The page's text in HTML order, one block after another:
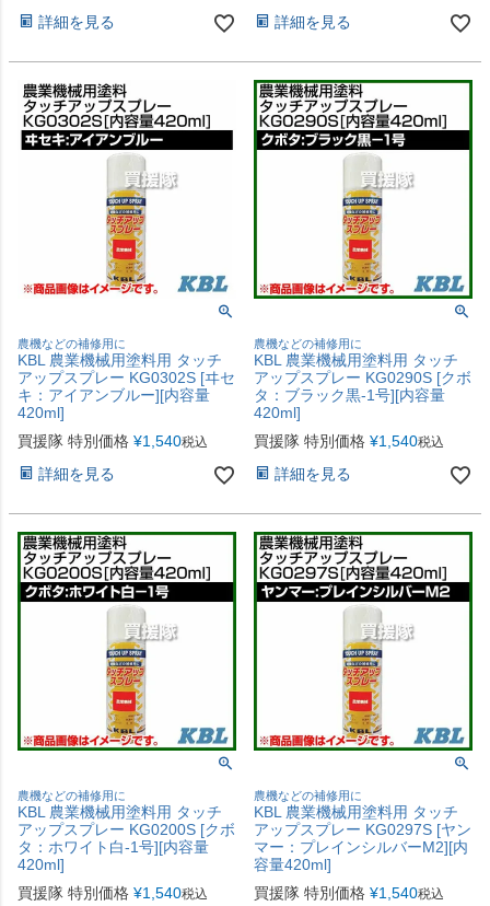
詳細を見る 詳細を見る
農機などの補修用に
KBL 農業機械用塗料用 タッチ
アップスプレー KG0302S [ヰセ
キ：アイアンブルー][内容量
420ml]
買援隊 特別価格 ¥1,540税込
詳細を見る
農機などの補修用に
KBL 農業機械用塗料用 タッチ
アップスプレー KG0290S [クボ
タ：ブラック黒-1号][内容量
420ml]
買援隊 特別価格 ¥1,540税込
詳細を見る
農機などの補修用に
KBL 農業機械用塗料用 タッチ
アップスプレー KG0200S [クボ
タ：ホワイト白-1号][内容量
420ml]
買援隊 特別価格 ¥1,540税込
農機などの補修用に
KBL 農業機械用塗料用 タッチ
アップスプレー KG0297S [ヤン
マー：プレインシルバーM2][内
容量420ml]
買援隊 特別価格 ¥1,540税込